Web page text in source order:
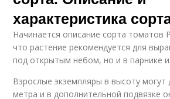
характеристика
Начинается описание сорта томатов
что растение рекомендуется для
под открытым небом, но и в парнике
Взрослые экземпляры в высоту могут
метра и в дополнительной подвязке